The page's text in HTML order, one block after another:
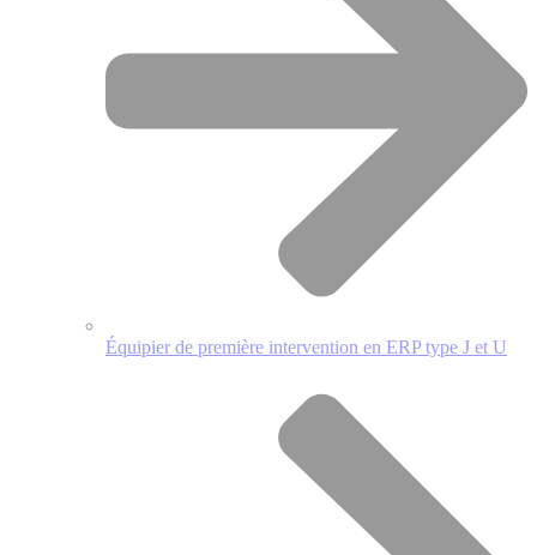
Équipier de première intervention en ERP type J et U